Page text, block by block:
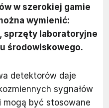
w szerokiej gamie
wymienić:
sprzęty laboratoryjne
środowiskowego.
detektorów daje
sygnałów
mogą być stosowane